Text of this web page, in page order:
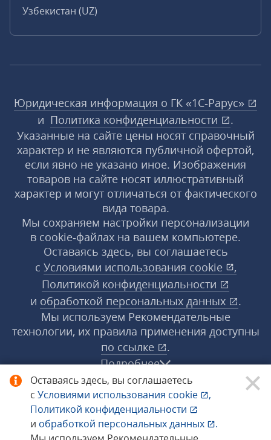
Оставаясь здесь, вы соглашаетесь
с Условиями использования cookie
,
Политикой конфиденциальности
и обработкой персональных данных
.
Узбекистан (UZ)
Юридическая информация о ГК «1С‑Рарус»
и Политика конфиденциальности
.
Указанные на сайте цены носят справочный
характер и не являются публичной офертой,
если явно не указано иное. Изображения
товаров на сайте носят иллюстративный
характер и могут отличаться от фактического
вида товара.
Мы сохраняем настройки персонализации
в cookie‑файлах на вашем компьютере.
Оставаясь здесь, вы соглашаетесь
с Условиями использования cookie
,
Политикой конфиденциальности
и обработкой персональных данных
.
Мы используем Рекомендательные
технологии, их правила применения доступны
по ссылке
.
Подробнее
© 1998−2026 «1С‑Рарус» ®. Все права
защищены.